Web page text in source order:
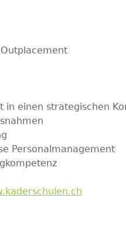
in einen strategischen
Personalmanagement